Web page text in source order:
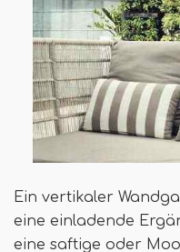
Ein vertikaler
eine einladende
eine saftige oder